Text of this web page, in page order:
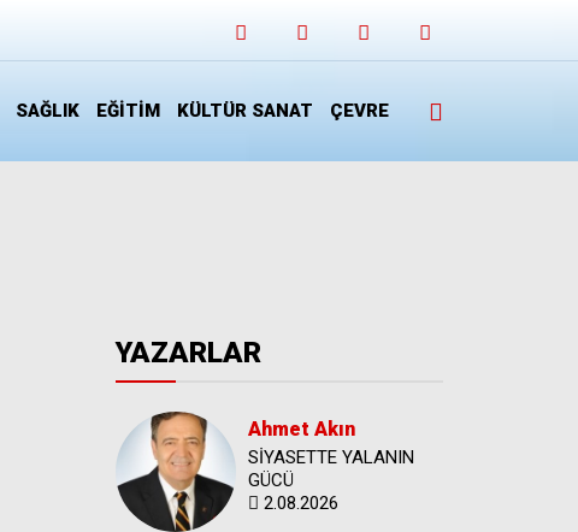
SAĞLIK EĞİTİM KÜLTÜR SANAT ÇEVRE
YAZARLAR
Ahmet Akın
SİYASETTE YALANIN
GÜCÜ
2.08.2026